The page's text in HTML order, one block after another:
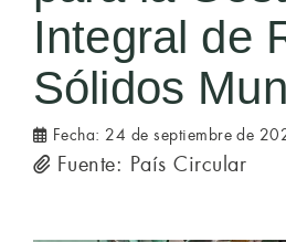
Integral de
Sólidos
Fecha: 24 de septiembre de
Fuente: País Circular